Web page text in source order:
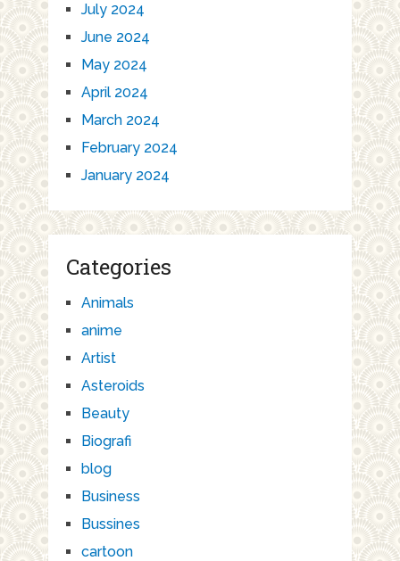
July 2024
June 2024
May 2024
April 2024
March 2024
February 2024
January 2024
Categories
Animals
anime
Artist
Asteroids
Beauty
Biografi
blog
Business
Bussines
cartoon